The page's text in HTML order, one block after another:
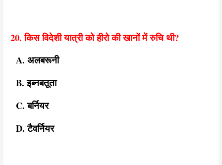
20. किस विदेशी यात्री को हीरो की खानों में रुचि थी?
A. अलबरूनी
B. इब्नबतूता
C. बर्नियर
D. टैवर्नियर